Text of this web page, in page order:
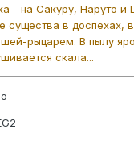
- на Сакуру, Наруто и
существа в доспехах,
рыцарем. В пылу
скала...